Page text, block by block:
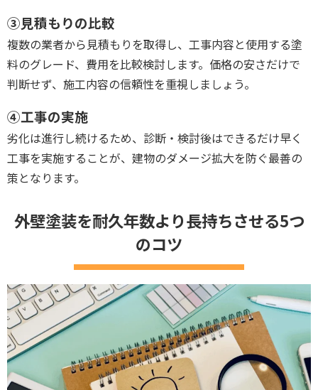
③見積もりの比較
複数の業者から見積もりを取得し、工事内容と使用する塗
料のグレード、費用を比較検討します。価格の安さだけで
判断せず、施工内容の信頼性を重視しましょう。
④工事の実施
劣化は進行し続けるため、診断・検討後はできるだけ早く
工事を実施することが、建物のダメージ拡大を防ぐ最善の
策となります。
外壁塗装を耐久年数より長持ちさせる5つ
のコツ